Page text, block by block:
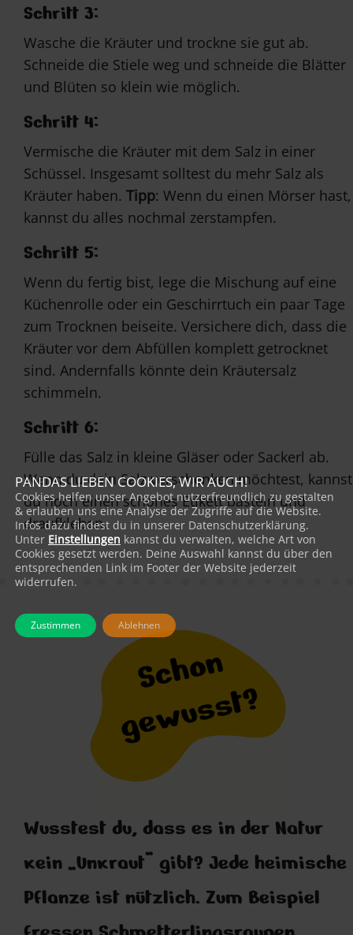
Schritt 3:
Wasche die Kräuter und trockne sie gut ab.
Schneide die Stiele weg und schneide die Blätter
und Blüten so klein wie möglich.
Schritt 4:
Vermische die Kräuter mit dem Salz in einer
Schüssel. Insgesamt solltest du mehr Salz als
Kräuter haben. Tipp: Wenn du einen Mörser hast,
kannst du alles nochmal zerstampfen.
Schritt 5:
Wenn du fertig bist, lege die Mischung auf eine
Küchenrolle oder ein Geschirrtuch ein paar Tage
zum Trocknen beiseite. Versichere dich, dass die
Kräuter vor dem Abfüllen komplett getrocknet
sind. Andernfalls könnte dein Kräutersalz
schimmeln.
Schritt 6:
Fülle das Salz in kleine Gläser oder Sackerl ab.
Wenn du dein Salz verschenken möchtest, kannst
du noch einen schönes Etikett basteln und
draufkleben.
Wusstest du, dass es in der Natur
kein „Unkraut“ gibt? Jede heimische
Pflanze ist nützlich. Zum Beispiel
PANDAS LIEBEN COOKIES, WIR AUCH!
Cookies helfen unser Angebot nutzerfreundlich zu gestalten
& erlauben uns eine Analyse der Zugriffe auf die Website.
Infos dazu findest du in unserer Datenschutzerklärung.
Unter Einstellungen kannst du verwalten, welche Art von
Cookies gesetzt werden. Deine Auswahl kannst du über den
entsprechenden Link im Footer der Website jederzeit
widerrufen.
Zustimmen Ablehnen